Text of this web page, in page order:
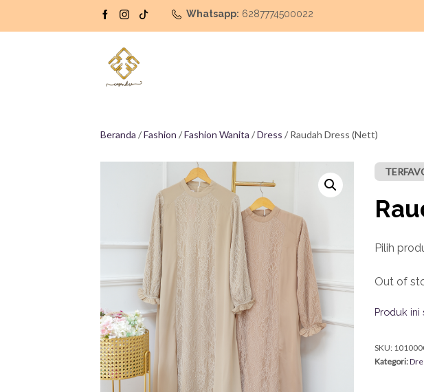
Whatsapp: 6287774500022
Beranda /Fashion /Fashion Wanita /Dress / Raudah Dress (Nett)
Pilih
Out of
Produk ini
SKU:
Kategori: